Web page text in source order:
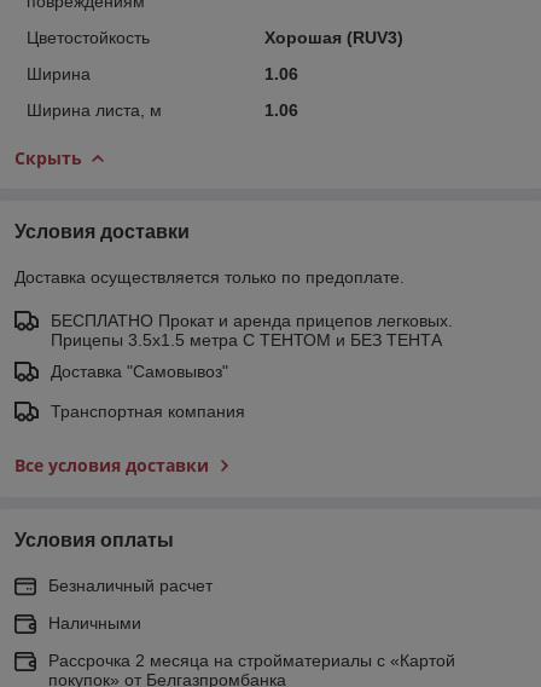
Цветостойкость
Хорошая (RUV3)
Ширина
1.06
Ширина листа, м
1.06
Скрыть
Условия доставки
Доставка осуществляется только по предоплате.
БЕСПЛАТНО Прокат и аренда прицепов легковых.
Прицепы 3.5х1.5 метра С ТЕНТОМ и БЕЗ ТЕНТА
Доставка "Самовывоз"
Транспортная компания
Все условия доставки
Условия оплаты
Безналичный расчет
Наличными
Рассрочка 2 месяца на стройматериалы с «Картой
покупок» от Белгазпромбанка